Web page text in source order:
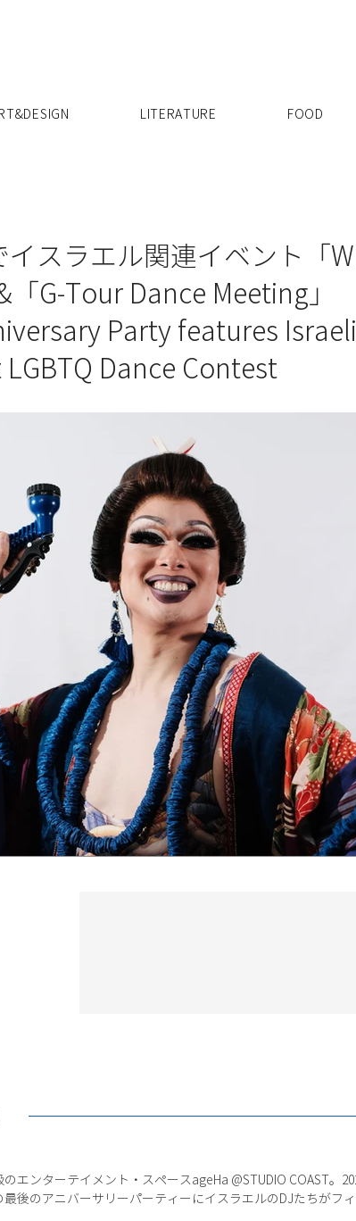
LITERATURE FOOD
スラエル関連イベント「
「G-Tour Dance Meeting」
Party features
LGBTQ Dance Contest
エンターテイメント・スペースageHa @STUDIO COAST。
最後のアニバーサリーパーティーにイスラエルのDJたちがフィ